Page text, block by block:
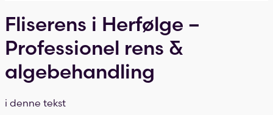
Fliserens i Herfølge –
Professionel rens &
algebehandling
i denne tekst